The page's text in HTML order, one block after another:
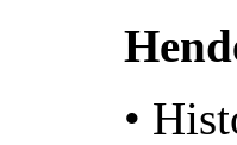
•